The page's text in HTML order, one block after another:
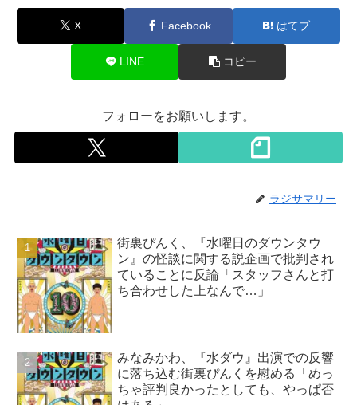
X Facebook はてブ
LINE コピー
フォローをお願いします。
ラジサマリー
街裏ぴんく、『水曜日のダウンタウ
ン』の怪談に関する説企画で批判され
ていることに反論「スタッフさんと打
ち合わせした上なんで…」
みなみかわ、『水ダウ』出演での反響
に落ち込む街裏ぴんくを慰める「めっ
ちゃ評判良かったとしても、やっぱ否